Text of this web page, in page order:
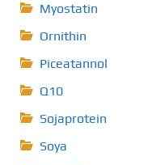
Myostatin
Ornithin
Piceatannol
Q10
Sojaprotein
Soya